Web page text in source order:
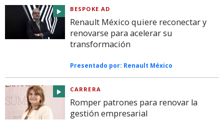
BESPOKE AD
Renault México quiere reconectar y
renovarse para acelerar su
transformación
Presentado por: Renault México
CARRERA
Romper patrones para renovar la
gestión empresarial